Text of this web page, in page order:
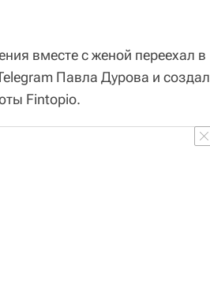
вместе с женой переехал в
Павла Дурова и создал
Fintopio.